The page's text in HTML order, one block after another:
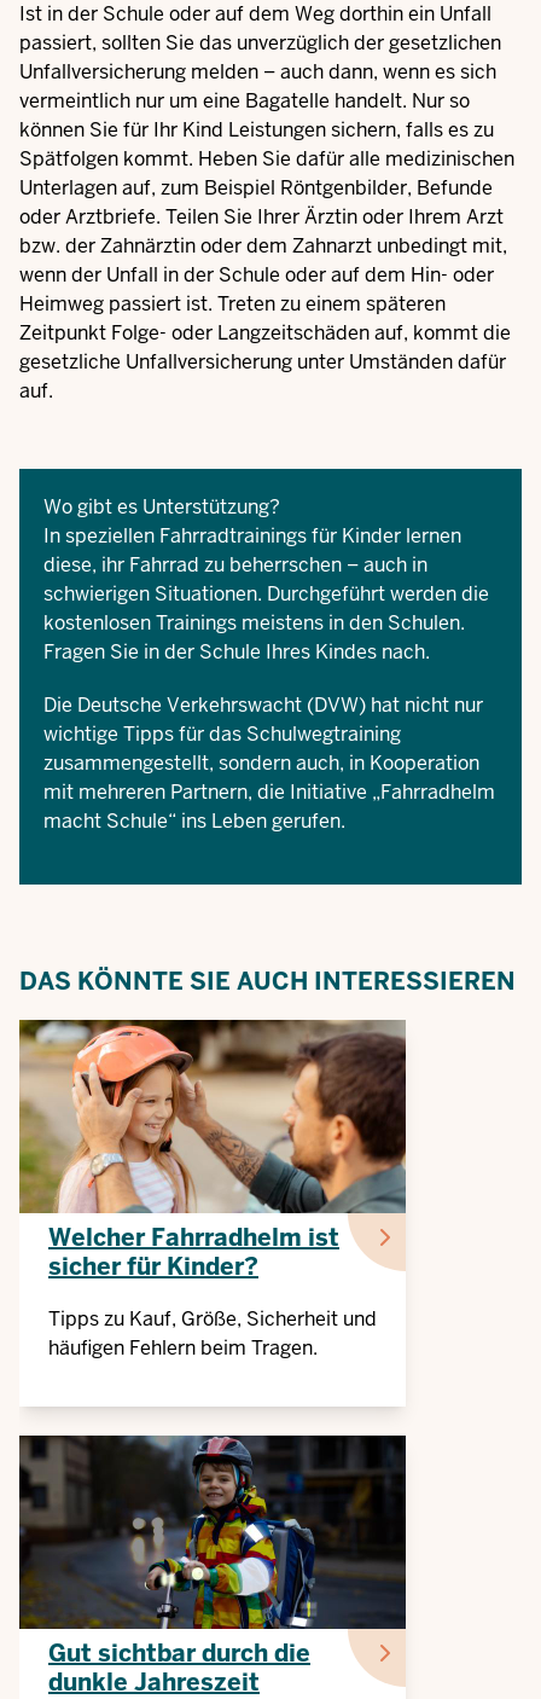
Ist in der Schule oder auf dem Weg dorthin ein Unfall
passiert, sollten Sie das unverzüglich der gesetzlichen
Unfallversicherung melden – auch dann, wenn es sich
vermeintlich nur um eine Bagatelle handelt. Nur so
können Sie für Ihr Kind Leistungen sichern, falls es zu
Spätfolgen kommt. Heben Sie dafür alle medizinischen
Unterlagen auf, zum Beispiel Röntgenbilder, Befunde
oder Arztbriefe. Teilen Sie Ihrer Ärztin oder Ihrem Arzt
bzw. der Zahnärztin oder dem Zahnarzt unbedingt mit,
wenn der Unfall in der Schule oder auf dem Hin- oder
Heimweg passiert ist. Treten zu einem späteren
Zeitpunkt Folge- oder Langzeitschäden auf, kommt die
gesetzliche Unfallversicherung unter Umständen dafür
auf.
Wo gibt es Unterstützung?
In speziellen Fahrradtrainings für Kinder lernen
diese, ihr Fahrrad zu beherrschen – auch in
schwierigen Situationen. Durchgeführt werden die
kostenlosen Trainings meistens in den Schulen.
Fragen Sie in der Schule Ihres Kindes nach.
Die Deutsche Verkehrswacht (DVW) hat nicht nur
wichtige Tipps für das Schulwegtraining
zusammengestellt, sondern auch, in Kooperation
mit mehreren Partnern, die Initiative „Fahrradhelm
macht Schule“ ins Leben gerufen.
DAS KÖNNTE SIE AUCH INTERESSIEREN
Welcher Fahrradhelm ist
sicher für Kinder?
Tipps zu Kauf, Größe, Sicherheit und
häufigen Fehlern beim Tragen.
Gut sichtbar durch die
dunkle Jahreszeit